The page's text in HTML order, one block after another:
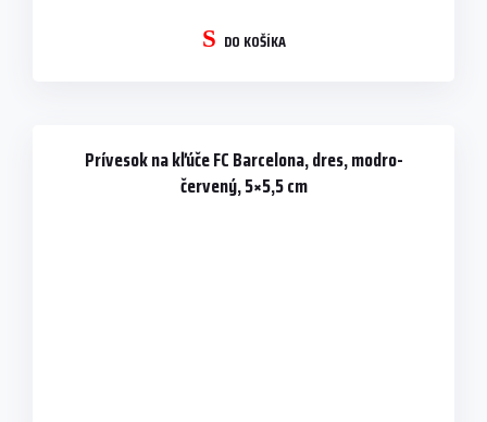
DO KOŠÍKA
Prívesok na kľúče FC Barcelona, dres, modro-
červený, 5×5,5 cm